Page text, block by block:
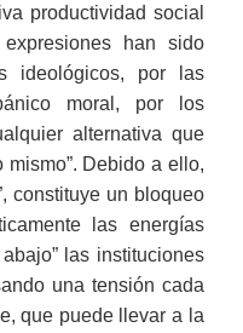
productividad social
han sido
ideológicos, por las
moral, por los
alternativa que
mismo”. Debido a ello,
constituye un bloqueo
las energías
las instituciones
una tensión cada
que puede llevar a la